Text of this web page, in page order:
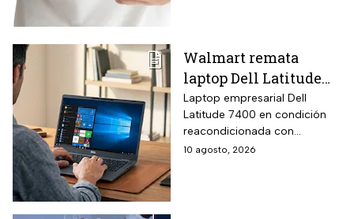
Walmart remata
laptop Dell Latitude
7400 con 16 GB RAM y
$6,200 pesos de
descuento en hasta 15
meses sin intereses
Laptop empresarial Dell
Latitude 7400 en condición
reacondicionada con
procesador Intel Core i7-
10 agosto, 2026